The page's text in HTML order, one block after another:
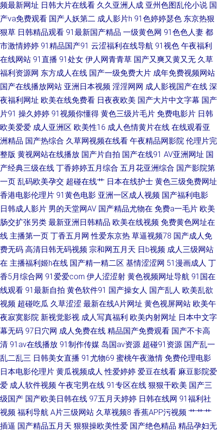
视频 青娱乐三级 91黑丝精品美女 久久影院福利社 日韩深夜影院 91极速视频
抖阴精品在线大全 国产亚洲五月天堂 青青伊人97 微拍福利老司机 91网站做
爱 成人av电影院 国产精品欧美区 久草资源部 尤物影院导航 国产色五月婷婷
久久草在线 欧美另类专区 欧洲一级午老q 三级片在线看艹 丝袜福利影院 亚
洲影院麻豆 91超碰人妻 国产极品蜜臀毛片 91黄色网入口站 操逼电影导航免
费 韩国论理 欧美三级伦理 日本综合无码 三级网站在线 性爱日韩欧美国产
91路cn 成人操碰视频 国内激情 人妖另类 午夜福利三区 91超碰在线长腿 a片
含羞草 国产精品怕怕视频 韩国AV不卡 老司机精品网站 日本素人直播 日本精
品午夜 伊人青青大香蕉 超碰线看视观看 国产精品久草福利 久草婷婷 三级金
频最新网址 日韩大片在线看 久久亚洲人成 亚州色图乱伦小说 国
产va免费观看 国产人妖第二 成人影片h 91色婷婷瑟色 东京热狠
狠草 日韩精品观看 91最新国产精品 一级黄色网 91色色人妻 都
市激情婷婷 91精品国产91 云涩福利在线导航 91视色 午夜福利
在线网站 91直播 91处女 伊人网青青草 国产又爽又黄又无 久草
福利资源网 东方成人在线 国产一级免费大片 成年免费视频网站
国产在线播放网站 亚洲日本视频 淫淫网网 成人影视国产在线 深
夜福利网址 欧美在线免费看 日夜夜欧美 国产大片中文字幕 国产
片91 操久婷婷 91视频你懂得 黄色三级片毛片 免费电影片 日韩
欧美爱爱 成人亚洲区 欧美性16 成人色情黄片在线 在线观看亚
洲精品 国产热综合 久草网视频在线看 午夜精品网影院 伦理片完
整版 黄视网站在线播放 国产片自拍 国产在线91 AV亚洲网址 国
产经典三级在线 丁香婷婷五月综合 五月花亚洲综合 国产影院第
一页 乱码欧美孕交 超碰在线艹 日本在线护士 黄色三级免费网址
香港电影伦理片 91黄色电影 亚洲一区成人视频 国产福利电影
日韩成人影片 男的天堂网AV 国产精品尤物在 免费a一毛片 欧美
肠交扩张另类 最新亚洲日韩精品 欧美在线视频 免费黄色网址在
线 主播第一页 丁香五月网 性爱东京热 草逼视频78 国产成人免
费无码 高清日韩无码视频 宗和网五月天 日b视频 成人三级网站
在 主播福利姬h在线 国产精一精二区 基情涩涩网 51漫画成人 丁
香5月综合网 91爱爱com 伊人涩涩射 黄色视频网址导航 91国在
线观看 91最新自拍 黄色软件91 国产操女人 国产乱人 欧美乱欲
视频 超碰吃瓜 久草涩涩 最新在线A片网址 黄色视屏网站 欧美午
夜寂寞影院 新视觉影视 成人写真福利 欧美内射网址 日本中文字
幕无码 97日穴网 成人免费在线 精品国产免费观看 国产不卡高
清 91av在线播放 91制作传媒 岛国av资源 超碰91资源 国产乱一
乱二乱三 日韩美女直播 91尤物69 蜜桃午夜激情 免费伦理电影
日本电影伦理片 黄瓜视频成人 性爱婷婷 爱豆在线看 麻豆影院爱
爱 成人软件视频 午夜宅男在线 91专区在线 狠狠干欧美 国产三
级国产 国产欧美日韩在线 97五月天婷婷 日韩在线网 91福利社
视频 福利导航 A片三级网站 久草视频8 香蕉APP污视频 艹艹艹
插逼 国产精品五月天 狠狠操欧美性爱 国产绝色精品 精品孕妇无